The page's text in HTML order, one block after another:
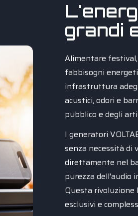
grandi
Alimentare
fabbisogni
infrastruttura
acustici, odori e
pubblico e degli
I generatori
senza necessità di
direttamente nel
purezza dell'audio
Questa
esclusivi e